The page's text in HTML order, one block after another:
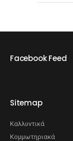
Facebook Feed
Sitemap
Καλλυντικά
Κομμωτηριακά